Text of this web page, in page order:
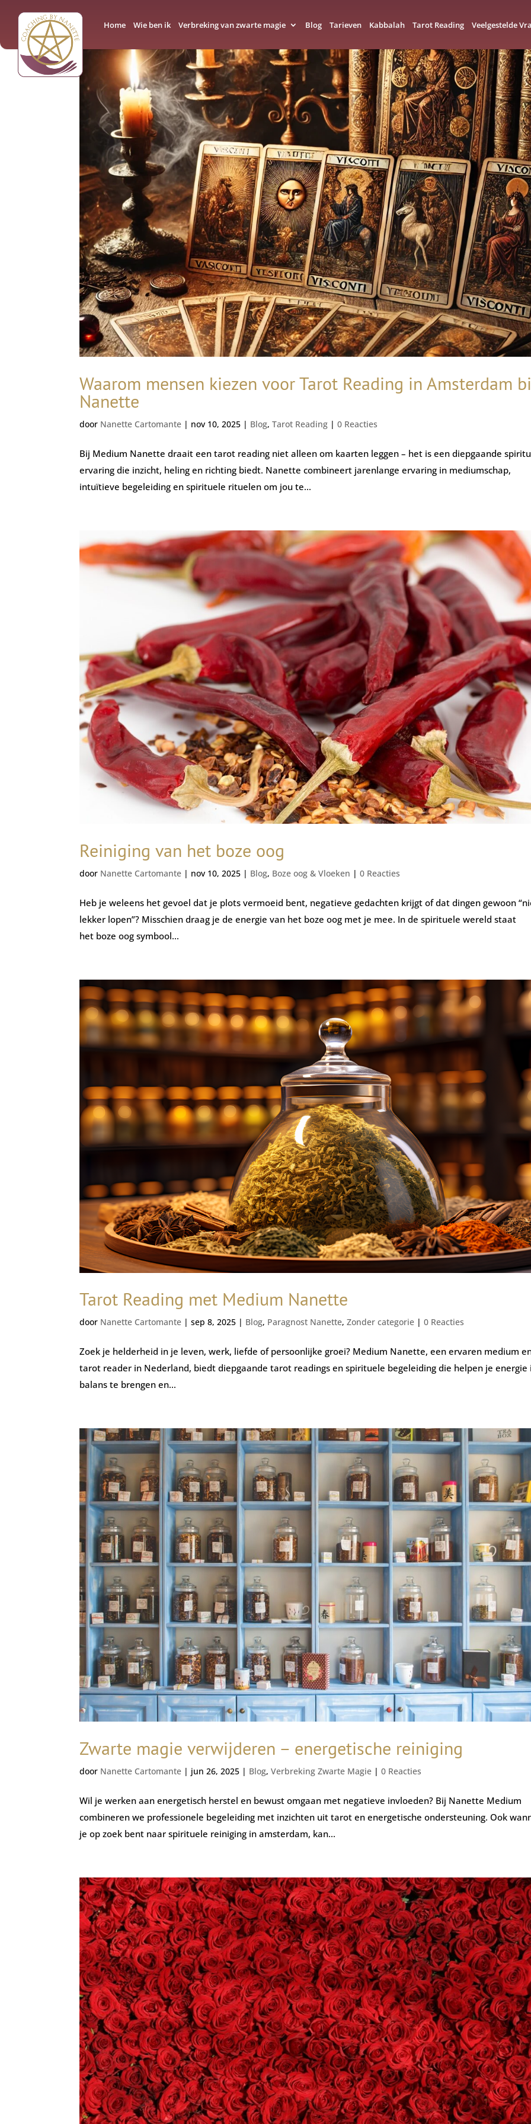
Home Wie ben ik Verbreking van zwarte magie Blog Tarieven Kabbalah Tarot Reading Veelgestelde
Waarom mensen kiezen voor Tarot Reading in Amsterdam
Nanette
door Nanette Cartomante | nov 10, 2025 | Blog,Tarot Reading |0 Reacties
Bij Medium Nanette draait een tarot reading niet alleen om kaarten leggen – het is een diepgaande
ervaring die inzicht, heling en richting biedt. Nanette combineert jarenlange ervaring in mediumschap,
intuïtieve begeleiding en spirituele rituelen om jou te...
Reiniging van het boze oog
door Nanette Cartomante | nov 10, 2025 | Blog, Boze oog & Vloeken |0 Reacties
Heb je weleens het gevoel dat je plots vermoeid bent, negatieve gedachten krijgt of dat dingen gewoon
lekker lopen”? Misschien draag je de energie van het boze oog met je mee. In de spirituele wereld staat
het boze oog symbool...
Tarot Reading met Medium Nanette
door Nanette Cartomante |sep 8, 2025 | Blog, Paragnost Nanette,Zonder categorie |0 Reacties
Zoek je helderheid in je leven, werk, liefde of persoonlijke groei? Medium Nanette, een ervaren medium
tarot reader in Nederland, biedt diepgaande tarot readings en spirituele begeleiding die helpen je energie
balans te brengen en...
Zwarte magie verwijderen – energetische reiniging
door Nanette Cartomante | jun 26, 2025 | Blog,Verbreking Zwarte Magie |0 Reacties
Wil je werken aan energetisch herstel en bewust omgaan met negatieve invloeden? Bij Nanette Medium
combineren we professionele begeleiding met inzichten uit tarot en energetische ondersteuning. Ook
je op zoek bent naar spirituele reiniging in amsterdam, kan...